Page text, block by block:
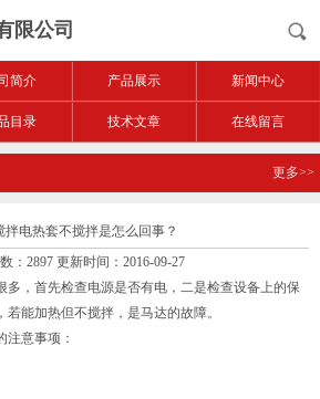
限公司
简介 产品展示 新闻中心
目录 技术文章 在线留言
更多>>
拌电热套不搅拌是怎么回事？
：2897 更新时间：2016-09-27
多，首先检查电源是否有电，二是检查设备上的保
能加热但不搅拌，是马达的故障。
注意事项：